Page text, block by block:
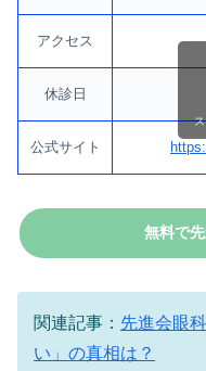
アクセス
休診日
公式サイト
無料で
関連記事： 先進会眼
い」の真相は？